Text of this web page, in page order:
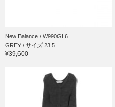
New Balance / W990GL6
GREY / サイズ 23.5
¥39,600